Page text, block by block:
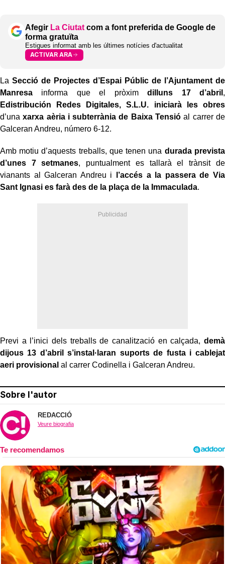
Afegir La Ciutat com a font preferida de Google de
forma gratuïta
Estigues informat amb les últimes notícies d'actualitat
ACTIVAR ARA
La Secció de Projectes d’Espai Públic de l’Ajuntament de
Manresa informa que el pròximdilluns 17 d’abril ,
Edistribución Redes Digitales, S.L.U. iniciarà les obres
d’unaxarxa aèria i subterrània de Baixa Tensió al carrer de
Galceran Andreu, número 6-12.
Amb motiu d’aquests treballs, que tenen una durada prevista
d’unes 7 setmanes, puntualment es tallarà el trànsit de
vianants al Galceran Andreu i l’accés a la passera de Via
Sant Ignasi es farà des de la plaça de la Immaculada.
Previ a l’inici dels treballs de canalització en calçada, demà
dijous 13 d’abril s’instal·laran suports de fusta i cablejat
aeri provisional al carrer Codinella i Galceran Andreu.
Sobre l'autor
REDACCIÓ
Veure biografia